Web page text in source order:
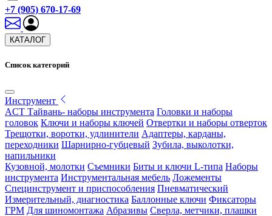
+7 (905) 670-17-69
КАТАЛОГ
Список категорий
Инструмент
ACT Тайвань- наборы инструмента Головки и наборы
головок Ключи и наборы ключей Отвертки и наборы отверток
Трещотки, воротки, удлинители Адаптеры, карданы,
переходники Шарнирно-губцевый Зубила, выколотки,
напильники
Кузовной, молотки Съемники Биты и ключи L-типа Наборы
инструмента Инструментальная мебель Ложементы
Специнструмент и приспособления Пневматический
Измерительный, диагностика Баллонные ключи Фиксаторы
ГРМ Для шиномонтажа Абразивы Сверла, метчики, плашки